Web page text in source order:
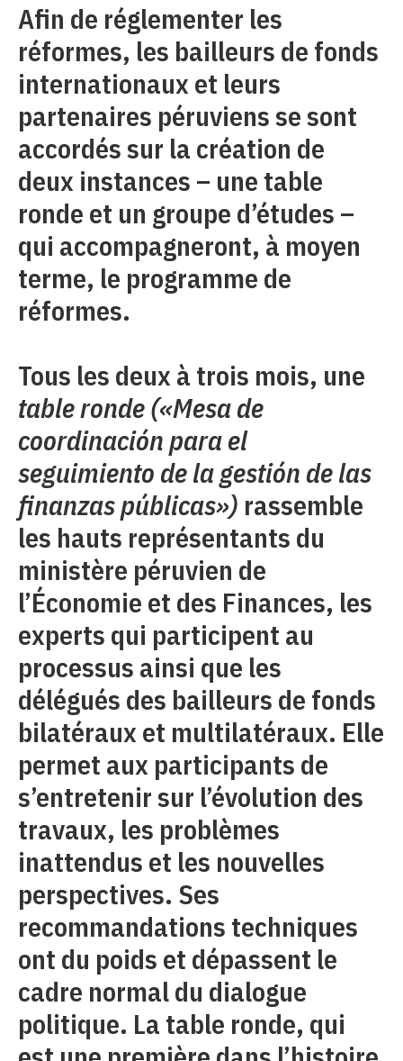
Afin de réglementer les
réformes, les bailleurs de fonds
internationaux et leurs
partenaires péruviens se sont
accordés sur la création de
deux instances – une table
ronde et un groupe d’études –
qui accompagneront, à moyen
terme, le programme de
réformes.
Tous les deux à trois mois, une
table ronde («Mesa de
coordinación para el
seguimiento de la gestión de las
finanzas públicas») rassemble
les hauts représentants du
ministère péruvien de
l’Économie et des Finances, les
experts qui participent au
processus ainsi que les
délégués des bailleurs de fonds
bilatéraux et multilatéraux. Elle
permet aux participants de
s’entretenir sur l’évolution des
travaux, les problèmes
inattendus et les nouvelles
perspectives. Ses
recommandations techniques
ont du poids et dépassent le
cadre normal du dialogue
politique. La table ronde, qui